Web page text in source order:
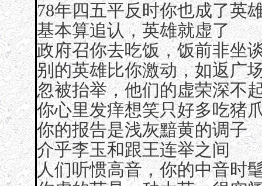
78年四五平反时你也成了英
基本算追认，英雄就虚了
政府召你去吃饭，饭前非坐
别的英雄比你激动，如返广
忽被抬举，他们的虚荣深不
你心里发痒想笑只好多吃猪
你的报告是浅灰黯黄的调子
介乎李玉和跟王连举之间
人们听惯高音，你的中音时